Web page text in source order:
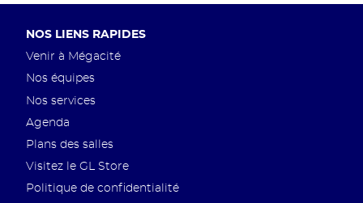
Pied
page
NOS LIENS RAPIDES
Venir à Mégacité
Nos équipes
Nos services
Agenda
Plans des salles
Visitez le GL Store
Politique de confidentialité